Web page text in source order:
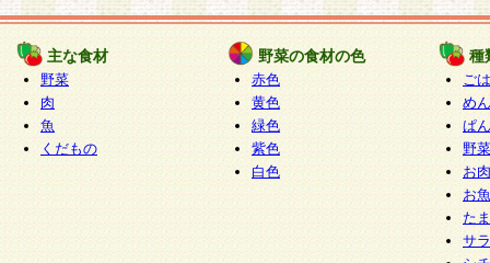
主な食材
野菜
肉
魚
くだもの
野菜の食材の色
赤色
黄色
緑色
紫色
白色
種
ご
めん
ぱん
野
お
お
た
サ